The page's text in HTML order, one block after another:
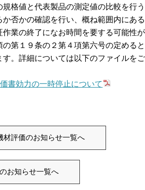
格値と代表製品の測定値の比較を行
否かの確認を行い、概ね範囲内にあ
業の終了になお時間を要する可能性
第１９条の２第４項第六号の定めると
。詳細については以下のファイルをご
書効力の一時停止について
材評価のお知らせ一覧へ
お知らせ一覧へ